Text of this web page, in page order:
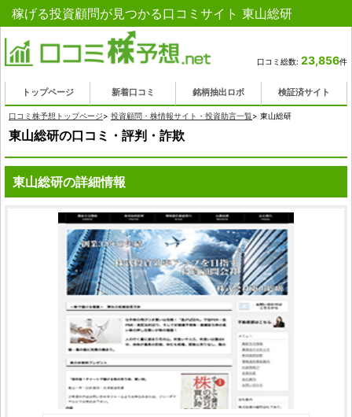
稼げる投資顧問が見つかる口コミサイト 東山総研
口コミ総数: 23,856件
トップページ 新着口コミ 銘柄抽出ロボ 検証済サイト
口コミ株予想トップページ> 投資顧問・株情報サイト・投資助言一覧> 東山総研
東山総研の口コミ・評判・詐欺
東山総研の詳細情報